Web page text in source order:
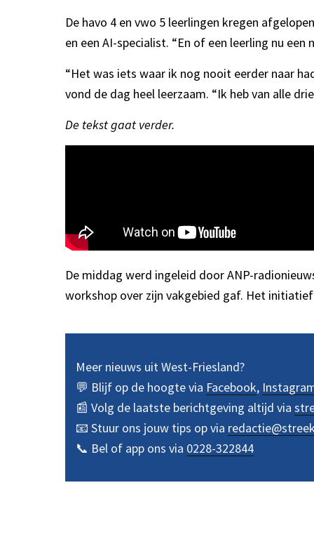
De havo 4 en vwo 5 leerlingen kregen
en een AI-specialist. “En of een leerling nu
“Het was iets waar ik nog nooit eerder naar
vond de dag heel leerzaam. “Ik heb van alle
De tekst gaat verder.
De middag werd ingeleid door ANP-
workshop over zijn vakgebied gaf. Het
Meer nieuws uit West-Friesland?
💬 Blijf op de hoogte via Facebook,
📰 Volg de laatste berichtgeving altijd via
📧 Stuur ons jouw tips op via
📞 Bel of app ons via 0228-322844